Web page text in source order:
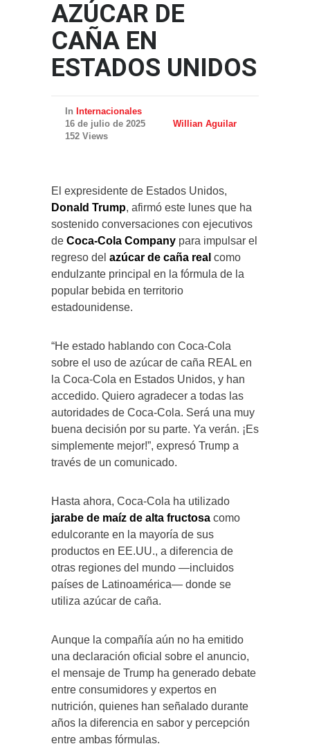
AZÚCAR DE
CAÑA EN
ESTADOS UNIDOS
In Internacionales
16 de julio de 2025
Willian Aguilar
152 Views
El expresidente de Estados Unidos,
Donald Trump, afirmó este lunes que ha
sostenido conversaciones con ejecutivos
de Coca-Cola Company para impulsar el
regreso del azúcar de caña real como
endulzante principal en la fórmula de la
popular bebida en territorio
estadounidense.
“He estado hablando con Coca-Cola
sobre el uso de azúcar de caña REAL en
la Coca-Cola en Estados Unidos, y han
accedido. Quiero agradecer a todas las
autoridades de Coca-Cola. Será una muy
buena decisión por su parte. Ya verán. ¡Es
simplemente mejor!”, expresó Trump a
través de un comunicado.
Hasta ahora, Coca-Cola ha utilizado
jarabe de maíz de alta fructosa como
edulcorante en la mayoría de sus
productos en EE.UU., a diferencia de
otras regiones del mundo —incluidos
países de Latinoamérica— donde se
utiliza azúcar de caña.
Aunque la compañía aún no ha emitido
una declaración oficial sobre el anuncio,
el mensaje de Trump ha generado debate
entre consumidores y expertos en
nutrición, quienes han señalado durante
años la diferencia en sabor y percepción
entre ambas fórmulas.